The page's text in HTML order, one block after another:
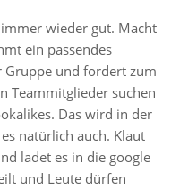
wieder gut. Macht
ein passendes
Gruppe und fordert zum
Teammitglieder suchen
Das wird in der
natürlich auch. Klaut
ladet es in die google
und Leute dürfen